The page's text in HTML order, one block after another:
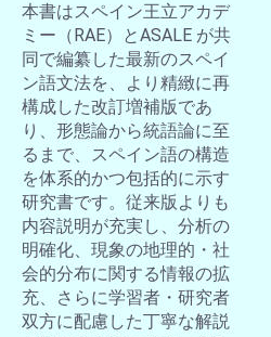
本書はスペイン王立アカデ
ミー（RAE）とASALE が共
同で編纂した最新のスペイ
ン語文法を、より精緻に再
構成した改訂増補版であ
り、形態論から統語論に至
るまで、スペイン語の構造
を体系的かつ包括的に示す
研究書です。従来版よりも
内容説明が充実し、分析の
明確化、現象の地理的・社
会的分布に関する情報の拡
充、さらに学習者・研究者
双方に配慮した丁寧な解説